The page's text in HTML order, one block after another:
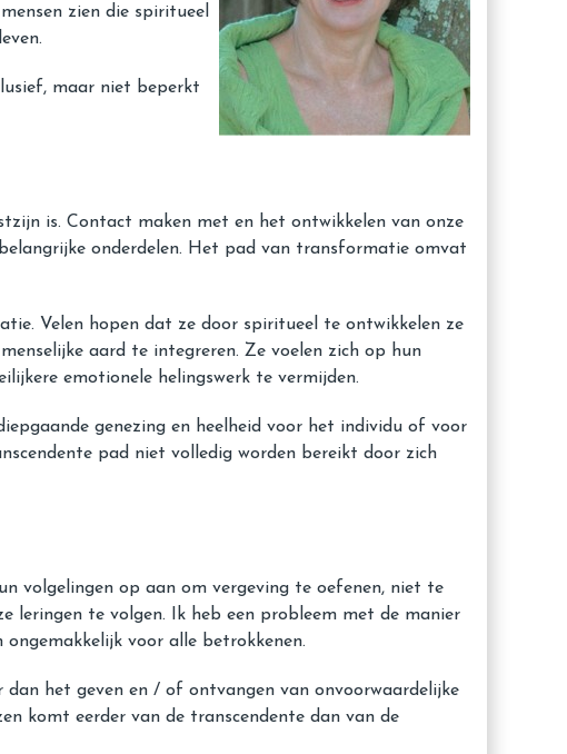
zien die spiritueel
maar niet beperkt
is. Contact maken met en het ontwikkelen van onze
onderdelen. Het pad van transformatie omvat
Velen hopen dat ze door spiritueel te ontwikkelen ze
aard te integreren. Ze voelen zich op hun
emotionele helingswerk te vermijden.
genezing en heelheid voor het individu of voor
pad niet volledig worden bereikt door zich
volgelingen op aan om vergeving te oefenen, niet te
leringen te volgen. Ik heb een probleem met de manier
voor alle betrokkenen.
dan het geven en / of ontvangen van onvoorwaardelijke
komt eerder van de transcendente dan van de